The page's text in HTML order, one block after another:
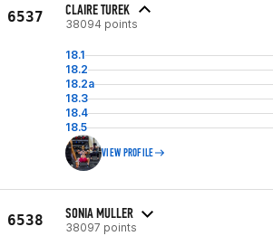
6537 CLAIRE TUREK
38094 points
18.1
18.2
18.2a
18.3
18.4
18.5
VIEW PROFILE
6538 SONIA MULLER
38097 points